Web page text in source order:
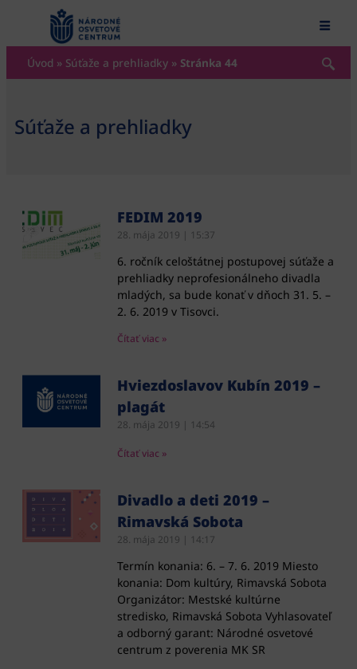
content
Úvod » Súťaže a prehliadky » Stránka 44
Súťaže a prehliadky
FEDIM 2019
28. mája 2019 15:37
6. ročník celoštátnej postupovej súťaže a
prehliadky neprofesionálneho divadla
mladých, sa bude konať v dňoch 31. 5. –
2. 6. 2019 v Tisovci.
Čítať viac »
Hviezdoslavov Kubín 2019 –
plagát
28. mája 2019 14:54
Čítať viac »
Divadlo a deti 2019 –
Rimavská Sobota
28. mája 2019 14:17
Termín konania: 6. – 7. 6. 2019 Miesto
konania: Dom kultúry, Rimavská Sobota
Organizátor: Mestské kultúrne
stredisko, Rimavská Sobota Vyhlasovateľ
a odborný garant: Národné osvetové
centrum z poverenia MK SR